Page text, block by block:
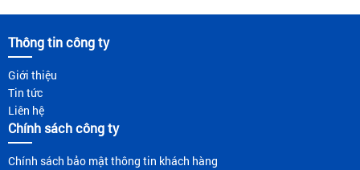
Thông tin công ty
Giới thiệu
Tin tức
Liên hệ
Chính sách công ty
Chính sách bảo mật thông tin khách hàng